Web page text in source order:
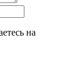
на